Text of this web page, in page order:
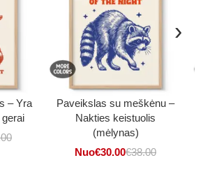
– Yra
Paveikslas su meškėnu –
Nakties keistuolis
(mėlynas)
Nuo€30.00€38.00
›